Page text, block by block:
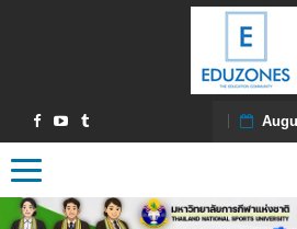
Toggle navigation